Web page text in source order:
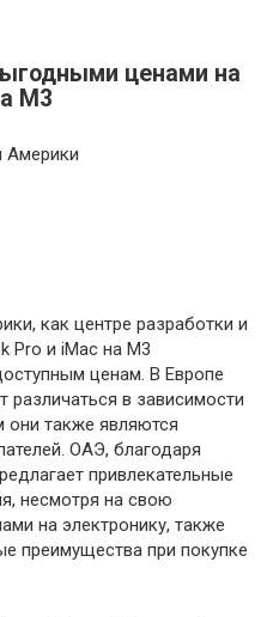
ценами на
M3
как центре разработки и
Pro и iMac на M3
ценам. В Европе
различаться в зависимости
они также являются
ОАЭ, благодаря
привлекательные
несмотря на свою
на электронику, также
преимущества при покупке